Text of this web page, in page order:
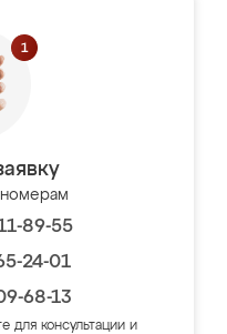
номерам
89-55
24-01
68-13
для консультации и